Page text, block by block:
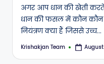
अगर आप धान की खेती करते
धान की फसल में कौन
नियंत्रण क्या हैं जिससे उच्च…
Posted
Krishakjan Team August